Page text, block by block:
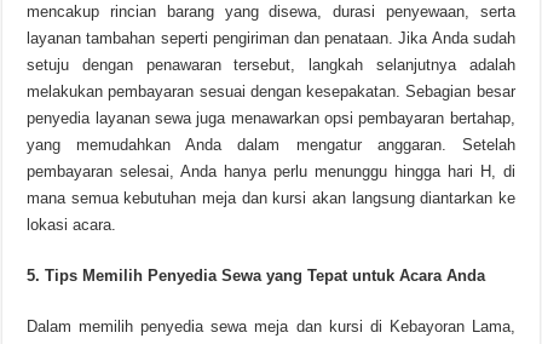
mencakup rincian barang yang disewa, durasi penyewaan, serta
layanan tambahan seperti pengiriman dan penataan. Jika Anda sudah
setuju dengan penawaran tersebut, langkah selanjutnya adalah
melakukan pembayaran sesuai dengan kesepakatan. Sebagian besar
penyedia layanan sewa juga menawarkan opsi pembayaran bertahap,
yang memudahkan Anda dalam mengatur anggaran. Setelah
pembayaran selesai, Anda hanya perlu menunggu hingga hari H, di
mana semua kebutuhan meja dan kursi akan langsung diantarkan ke
lokasi acara.
5. Tips Memilih Penyedia Sewa yang Tepat untuk Acara Anda
Dalam memilih penyedia sewa meja dan kursi di Kebayoran Lama,